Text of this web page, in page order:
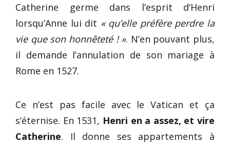
Catherine germe dans l’esprit d’Henri
lorsqu’Anne lui dit « qu’elle préfère perdre la
vie que son honnêteté ! ». N’en pouvant plus,
il demande l’annulation de son mariage à
Rome en 1527.
Ce n’est pas facile avec le Vatican et ça
s’éternise. En 1531, Henri en a assez, et vire
Catherine. Il donne ses appartements à